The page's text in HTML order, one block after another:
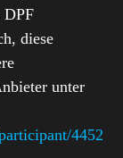
DPF
diese
unter
4452